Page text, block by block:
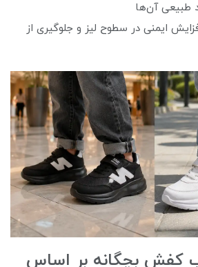
طبیعی آن‌ها
ایمنی در سطوح لیز و جلوگیری از
کفش بچگانه بر اساس